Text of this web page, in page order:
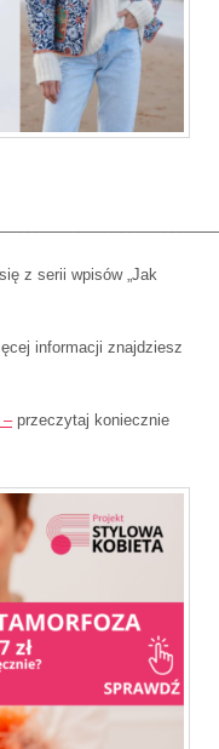
z serii wpisów „Jak
informacji znajdziesz
–przeczytaj koniecznie